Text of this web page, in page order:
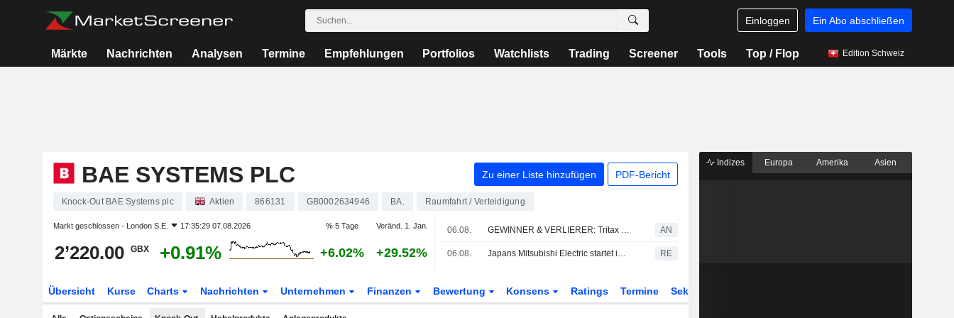
Einloggen Ein Abo abschließen
Märkte Nachrichten Analysen Termine Empfehlungen Portfolios Watchlists Trading Screener Tools Top / Flop Edition Schweiz
BAE SYSTEMS PLC Zu einer Liste hinzufügen PDF-Bericht
Knock-Out BAE Systems plc Aktien 866131 GB0002634946 BA. Raumfahrt / Verteidigung
Markt geschlossen - London S.E. 17:35:29 07.08.2026 % 5 Tage Veränd. 1. Jan.
2’220.00 GBX +0.91% +6.02% +29.52%
06.08. GEWINNER & VERLIERER: Tritax schließt Kapitalerhöhung ab; Wizz Air rutscht in die Verlustzone AN
06.08. Japans Mitsubishi Electric startet industriellen Aufbau für GCAP-Kampfjet RE
Übersicht Kurse Charts Nachrichten Unternehmen Finanzen Bewertung Konsens Ratings Termine Sektor
Indizes Europa Amerika Asien